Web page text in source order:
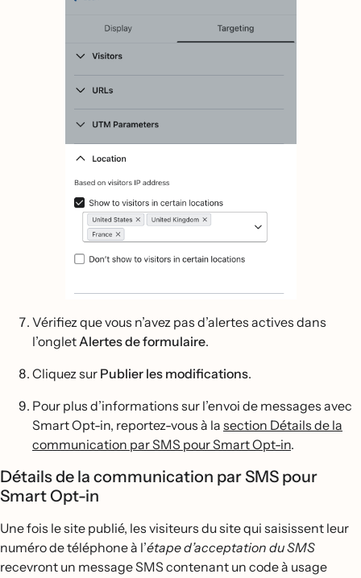
Vérifiez que vous n’avez pas d’alertes actives dans
l’onglet Alertes de formulaire.
Cliquez sur Publier les modifications.
Pour plus d’informations sur l’envoi de messages avec
Smart Opt-in, reportez-vous à la section Détails de la
communication par SMS pour Smart Opt-in.
Détails de la communication par SMS pour
Smart Opt-in
Une fois le site publié, les visiteurs du site qui saisissent leur
numéro de téléphone à l’étape d’acceptation du SMS
recevront un message SMS contenant un code à usage